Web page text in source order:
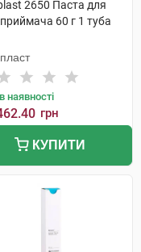
2650 Паста для
60 г 1 туба
наявності
грн
КУПИТИ